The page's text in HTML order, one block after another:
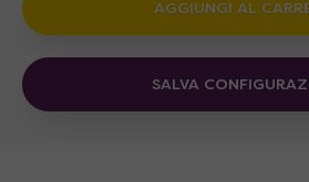
AGGIUNGI AL
SALVA